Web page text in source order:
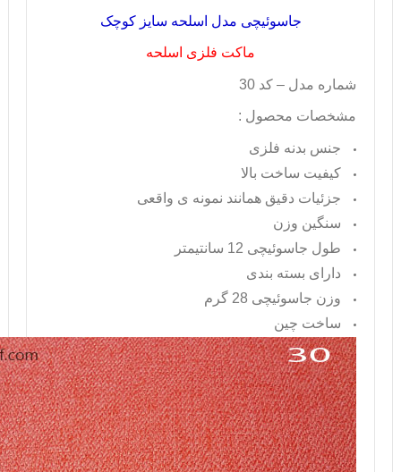
جاسوئیچی مدل اسلحه سایز کوچک
ماکت فلزی اسلحه
شماره مدل – کد 30
مشخصات محصول :
جنس بدنه فلزی
کیفیت ساخت بالا
جزئیات دقیق همانند نمونه ی واقعی
سنگین وزن
طول جاسوئیچی 12 سانتیمتر
دارای بسته بندی
وزن جاسوئیچی 28 گرم
ساخت چین